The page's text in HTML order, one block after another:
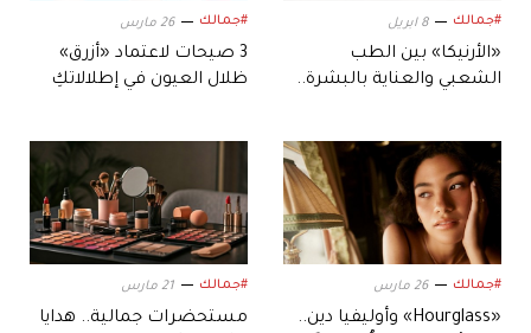
#جمالك 8 ابريل
«الأرنيكا» بين الطب
الشعبي والعناية بالبشرة..
#جمالك 26 مارس
3 صيحات لاعتماد «أزرق»
ظلال العيون في إطلالاتكِ
#جمالك 26 مارس
«Hourglass» وأوليفيا دين..
#جمالك 21 مارس
مستحضرات جمالية.. هدايا